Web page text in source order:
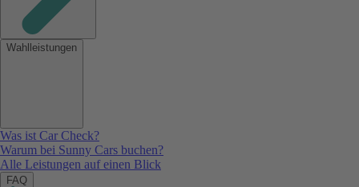
Wahlleistungen
Was ist Car Check?
Warum bei Sunny Cars buchen?
Alle Leistungen auf einen Blick
FAQ